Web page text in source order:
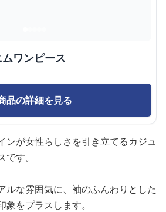
ワンピース
品の詳細を見る
ンが女性らしさを引き立てるカジュ
す。
ルな雰囲気に、袖のふんわりとした
をプラスします。